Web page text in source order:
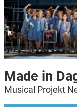
Made in
Musical Projekt